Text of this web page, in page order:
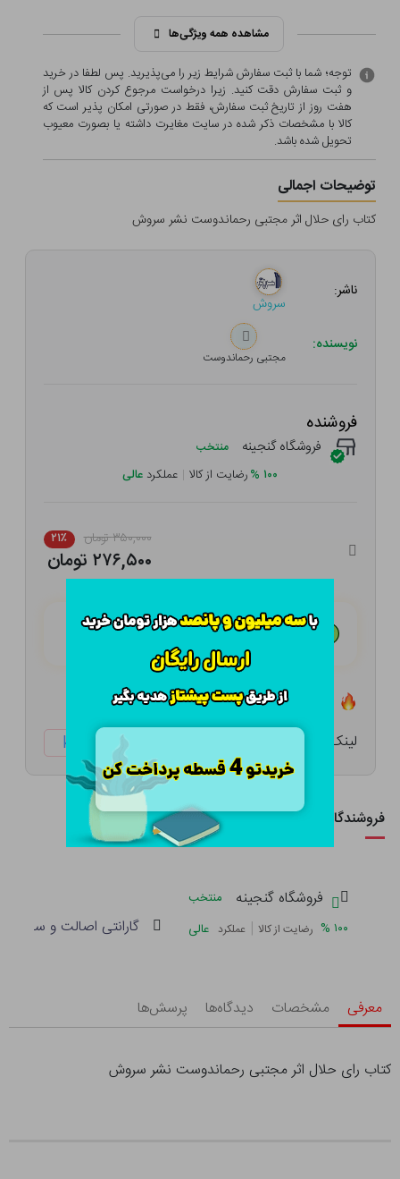
مشاهده همه ویژگی‌ها
توجه؛ شما با ثبت سفارش شرایط زیر را می‌پذیرید. پس لطفا در خرید
و ثبت سفارش دقت کنید. زیرا درخواست مرجوع کردن کالا پس از
هفت روز از تاریخ ثبت سفارش، فقط در صورتی امکان پذیر است که
کالا با مشخصات ذکر شده در سایت مغایرت داشته یا بصورت معيوب
تحویل شده باشد.
توضیحات اجمالی
کتاب رای حلال اثر مجتبی رحماندوست نشر سروش
ناشر:
سروش
نویسنده:
مجتبی رحماندوست
فروشنده
فروشگاه گنجینه منتخب
۱۰۰ %رضایت از کالا | عملکرد عالی
۳۵۰,۰۰۰ تومان ۲۱٪
۲۷۶,۵۰۰ تومان
هـر قسط با تــرب‌پــی:۶۹,۱۲۵ تومان
لینک کوتاه: ketabtala.com/sbp-33196
فروشندگان این کالا
فروشگاه گنجینه
منتخب
۱۰۰ % رضایت از کالا | عملکرد عالی گارانتی اصالت و سلامت
معرفی مشخصات دیدگاه‌ها پرسش‌ها
کتاب رای حلال اثر مجتبی رحماندوست نشر سروش